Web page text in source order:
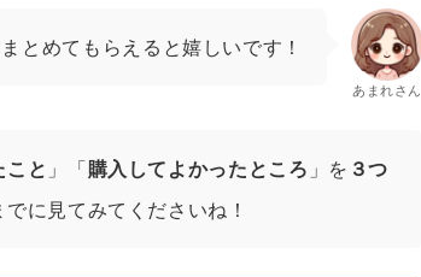
とめてもらえると嬉しいです！
あまれさん
こと 」「購入してよかったところ 」を ３つ
に見てみてくださいね！